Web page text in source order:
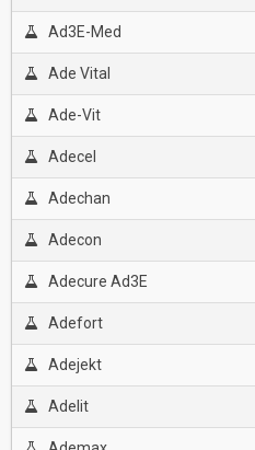
Ad3E-Med
Ade Vital
Ade-Vit
Adecel
Adechan
Adecon
Adecure Ad3E
Adefort
Adejekt
Adelit